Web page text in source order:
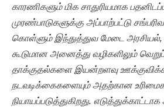
காரணிகளும் மிக சாதுரியமாக
முரண்பாடுகளுக்கு அப்பாற்பட்டு
கொள்ளும் இந்துத்துவ மேடை அரசியல்,
கூடுமான அனைத்து வழிகளிலும்
தாக்குதல்களை இயன்றளவு
நடவடிக்கைகளையும் அதற்கான
நியாயப்படுத்துகிறது.